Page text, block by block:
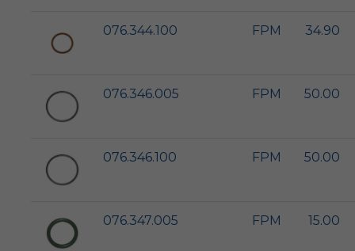
076.344.100 FPM 34.90
076.346.005 FPM 50.00
076.346.100 FPM 50.00
076.347.005 FPM 15.00